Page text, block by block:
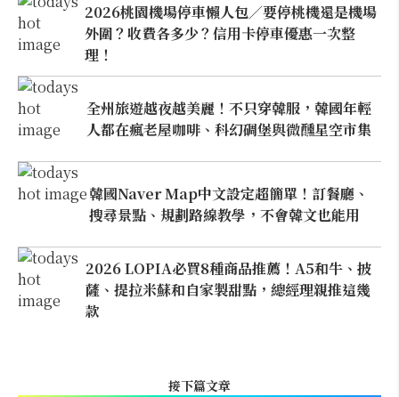
2026桃園機場停車懶人包／要停桃機還是機場
外圍？收費各多少？信用卡停車優惠一次整
理！
全州旅遊越夜越美麗！不只穿韓服，韓國年輕
人都在瘋老屋咖啡、科幻碉堡與微醺星空市集
韓國Naver Map中文設定超簡單！訂餐廳、
搜尋景點、規劃路線教學，不會韓文也能用
2026 LOPIA必買8種商品推薦！A5和牛、披
薩、提拉米蘇和自家製甜點，總經理親推這幾
款
接下篇文章